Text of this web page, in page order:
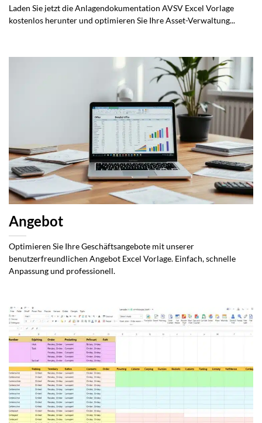
Laden Sie jetzt die Anlagendokumentation AVSV Excel Vorlage
kostenlos herunter und optimieren Sie Ihre Asset-Verwaltung...
Angebot
Optimieren Sie Ihre Geschäftsangebote mit unserer
benutzerfreundlichen Angebot Excel Vorlage. Einfach, schnelle
Anpassung und professionell.